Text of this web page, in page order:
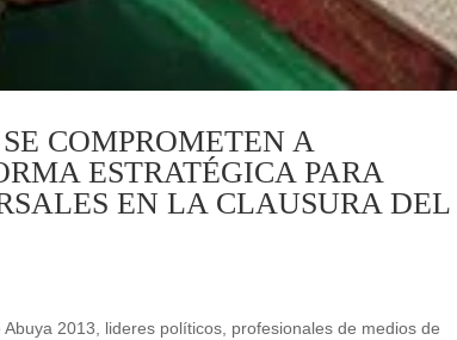
COMPROMETEN A
ESTRATÉGICA PARA
EN LA CLAUSURA DEL
2013, lideres políticos, profesionales de medios de